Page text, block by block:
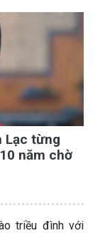
Lạc từng
năm chờ
triều đình với